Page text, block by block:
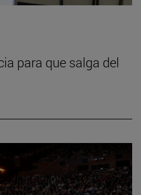
para que salga del